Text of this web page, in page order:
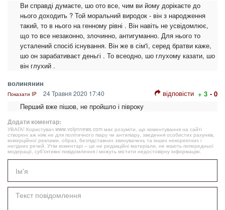
Ви справді думаєте, шо ото все, чим ви йому дорікаєте до
нього доходить ? Той моральний виродок - він з народження
такий, то в нього на генному рівні . Він навіть не усвідомлює,
що то все незаконно, злочинно, антигуманно. Для нього то
усталений спосіб існування. Він же в сім'ї, серед братви каже,
шо он зарабативаєт деньгі . То всеодно, шо глухому казати, шо
він глухий .
волинянин
Показати IP 24 Травня 2020 17:40 відповісти + 3 - 0
Перший вже пішов, не пройшло і півроку
Додати коментар:
УВАГА! Користувач www.volynnews.com має розуміти, що коментування на сайті
створені аж ніяк не для політичного піару чи антипіару, зведення особистих рахунків,
комерційної реклами, образ, безпідставних звинувачень та інших некоректних і
негідних речей. Утім коментарі – це не редакційні матеріали, не мають попередньої
модерації, суб’єктивні повідомлення і можуть містити недостовірну інформацію.